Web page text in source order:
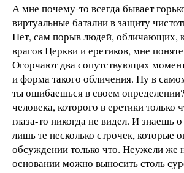
А мне почему-то всегда бывает
виртуальные баталии в защиту
Нет, сам порыв людей, обличающих,
врагов Церкви и еретиков, мне
Огорчают два сопутствующих
и форма такого обличения. Ну в
ты ошибаешься в своем
человека, которого в еретики только
глаза-то никогда не видел. И знаешь
лишь те несколько строчек, которые
обсуждении только что. Неужели же
основании можно выносить столь